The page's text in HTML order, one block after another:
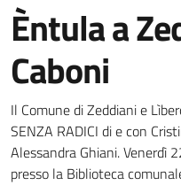
Èntula a
Caboni
Dettagli
Il Comune di Zeddiani e
SENZA RADICI di e con
Alessandra Ghiani. Venerdì
presso la Biblioteca